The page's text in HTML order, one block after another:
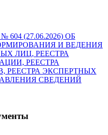
№ 604 (27.06.2026) ОБ
И ВЕДЕНИЯ
ЛИЦ, РЕЕСТРА
РЕЕСТРА
РЕЕСТРА ЭКСПЕРТНЫХ
СВЕДЕНИЙ